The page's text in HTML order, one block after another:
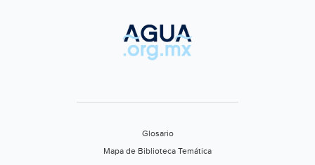
Glosario
Mapa de Biblioteca Temática